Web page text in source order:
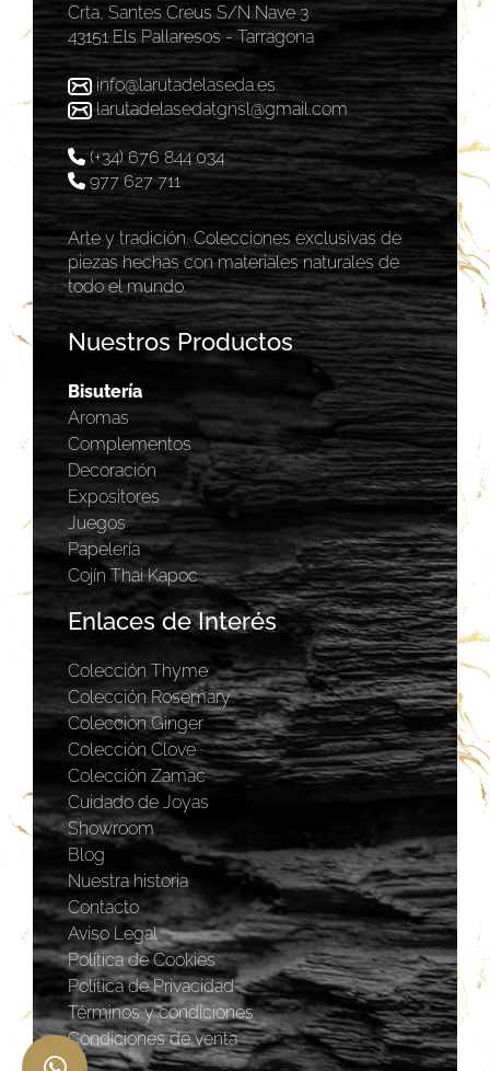
Crta, Santes Creus S/N Nave 3
43151 Els Pallaresos - Tarragona
info@larutadelaseda.es
larutadelasedatgnsl@gmail.com
(+34) 676 844 034
977 627 711
Arte y tradición. Colecciones exclusivas de
piezas hechas con materiales naturales de
todo el mundo.
Nuestros Productos
Bisutería
Aromas
Complementos
Decoración
Expositores
Juegos
Papelería
Cojín Thai Kapoc
Enlaces de Interés
Colección Thyme
Colección Rosemary
Coleccion Ginger
Colección Clove
Colección Zamac
Cuidado de Joyas
Showroom
Blog
Nuestra historia
Contacto
Aviso Legal
Política de Cookies
Política de Privacidad
Términos y condiciones
Condiciones de venta